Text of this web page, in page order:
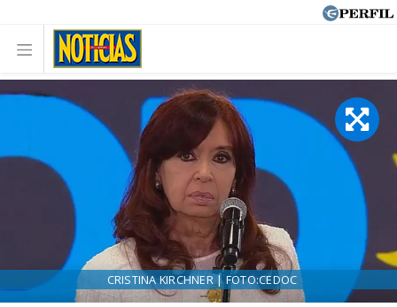
CRISTINA KIRCHNER | FOTO:CEDOC